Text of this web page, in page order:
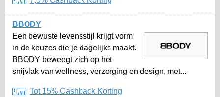
BBODY
Een bewuste levensstijl krijgt vorm
in de keuzes die je dagelijks maakt.
BBODY beweegt zich op het
snijvlak van wellness, verzorging en design, met...
Tot 15% Cashback Korting